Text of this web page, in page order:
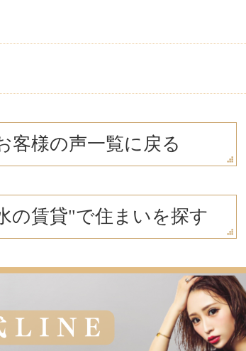
客様の声一覧に戻る
の賃貸"で住まいを探す